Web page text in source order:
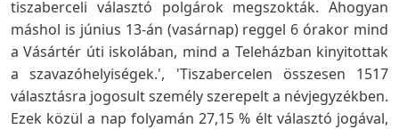
tiszaberceli választó polgárok megszokták. Ahogyan
máshol is június 13-án (vasárnap) reggel 6 órakor mind
a Vásártér úti iskolában, mind a Teleházban kinyitottak
a szavazóhelyiségek.', 'Tiszabercelen összesen 1517
választásra jogosult személy szerepelt a névjegyzékben.
Ezek közül a nap folyamán 27,15 % élt választó jogával,